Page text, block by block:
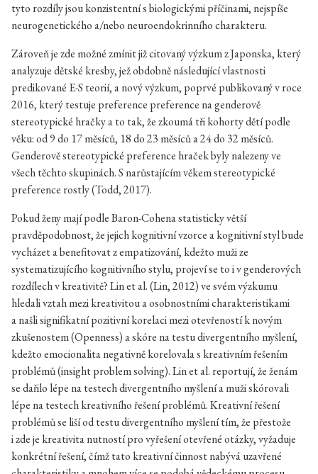
tyto rozdíly jsou konzistentní s biologickými příčinami, nejspíše
neurogenetického a/nebo neuroendokrinního charakteru.
Zároveň je zde možné zmínit již citovaný výzkum z Japonska, který
analyzuje dětské kresby, jež obdobně následující vlastnosti
predikované E-S teorií, a nový výzkum, poprvé publikovaný v roce
2016, který testuje preference preference na genderově
stereotypické hračky a to tak, že zkoumá tři kohorty dětí podle
věku: od 9 do 17 měsíců, 18 do 23 měsíců a 24 do 32 měsíců.
Genderově stereotypické preference hraček byly nalezeny ve
všech těchto skupinách. S narůstajícím věkem stereotypické
preference rostly (Todd, 2017).
Pokud ženy mají podle Baron-Cohena statisticky větší
pravděpodobnost, že jejich kognitivní vzorce a kognitivní styl bude
vycházet a benefitovat z empatizování, kdežto muži ze
systematizujícího kognitivního stylu, projeví se to i v genderových
rozdílech v kreativitě? Lin et al. (Lin, 2012) ve svém výzkumu
hledali vztah mezi kreativitou a osobnostními charakteristikami
a našli signifikatní pozitivní korelaci mezi otevřeností k novým
zkušenostem (Openness) a skóre na testu divergentního myšlení,
kdežto emocionalita negativně korelovala s kreativním řešením
problémů (insight problem solving). Lin et al. reportují, že ženám
se dařilo lépe na testech divergentního myšlení a muži skórovali
lépe na testech kreativního řešení problémů. Kreativní řešení
problémů se liší od testu divergentního myšlení tím, že přestože
i zde je kreativita nutností pro vyřešení otevřené otázky, vyžaduje
konkrétní řešení, čímž tato kreativní činnost nabývá uzavřené